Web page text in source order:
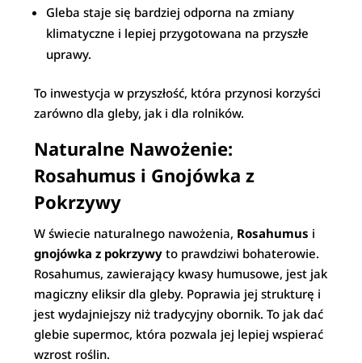
Gleba staje się bardziej odporna na zmiany
klimatyczne i lepiej przygotowana na przyszłe
uprawy.
To inwestycja w przyszłość, która przynosi korzyści
zarówno dla gleby, jak i dla rolników.
Naturalne Nawożenie:
Rosahumus i Gnojówka z
Pokrzywy
W świecie naturalnego nawożenia, Rosahumus i
gnojówka z pokrzywy to prawdziwi bohaterowie.
Rosahumus, zawierający kwasy humusowe, jest jak
magiczny eliksir dla gleby. Poprawia jej strukturę i
jest wydajniejszy niż tradycyjny obornik. To jak dać
glebie supermoc, która pozwala jej lepiej wspierać
wzrost roślin.